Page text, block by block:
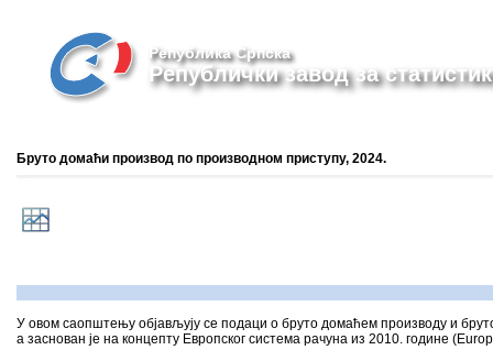
Република Српска
Републички завод за
Бруто домаћи производ по производном приступу, 2024.
У овом саопштењу објављују се подаци о бруто домаћем производу и
а заснован је на концепту Европског система рачуна из 2010. године